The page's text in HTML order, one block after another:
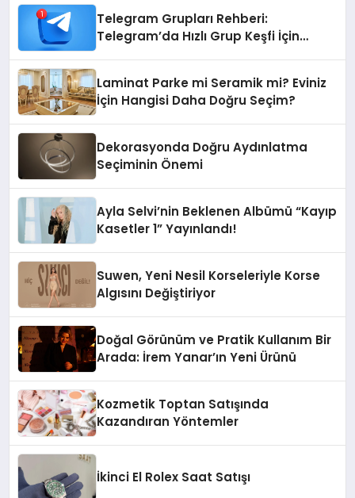
Telegram Grupları Rehberi:
Telegram’da Hızlı Grup Keşfi İçin
Laminat Parke mi Seramik mi? Eviniz
İçin Hangisi Daha Doğru Seçim?
Dekorasyonda Doğru Aydınlatma
Seçiminin Önemi
Ayla Selvi’nin Beklenen Albümü “Kayıp
Kasetler 1” Yayınlandı!
Suwen, Yeni Nesil Korseleriyle Korse
Algısını Değiştiriyor
Doğal Görünüm ve Pratik Kullanım Bir
Arada: İrem Yanar’ın Yeni Ürünü
Kozmetik Toptan Satışında
Kazandıran Yöntemler
İkinci El Rolex Saat Satışı